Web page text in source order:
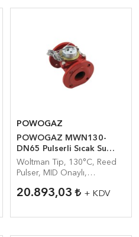
POWOGAZ
POWOGAZ MWN130-
DN65 Pulserli Sıcak Su
Sayacı
Woltman Tip, 130°C, Reed
Pulser, MID Onaylı,
20.893,03 + KDV